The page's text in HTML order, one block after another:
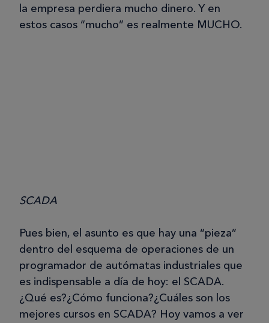
la empresa perdiera mucho dinero. Y en
estos casos “mucho” es realmente MUCHO.
SCADA
Pues bien, el asunto es que hay una “pieza”
dentro del esquema de operaciones de un
programador de autómatas industriales que
es indispensable a día de hoy: el SCADA.
¿Qué es?¿Cómo funciona?¿Cuáles son los
mejores cursos en SCADA? Hoy vamos a ver